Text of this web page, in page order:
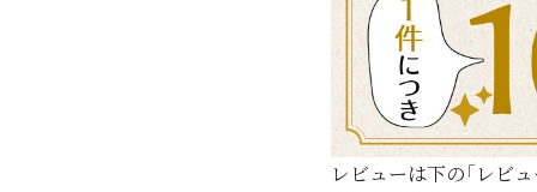
レビューは下の「レビ